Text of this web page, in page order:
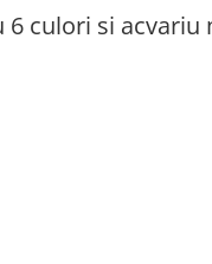
6 culori si acvariu